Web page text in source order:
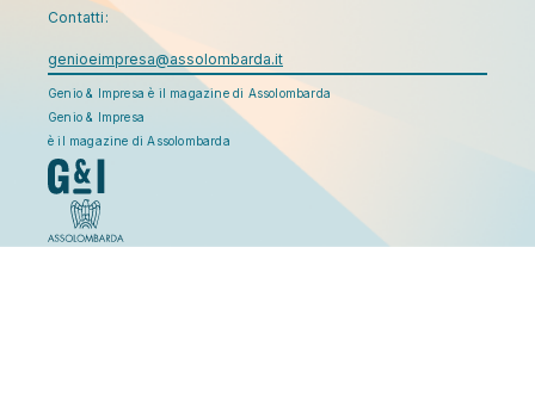
Contatti:
genioeimpresa@assolombarda.it
Genio & Impresa è il magazine di Assolombarda
Genio & Impresa
è il magazine di Assolombarda